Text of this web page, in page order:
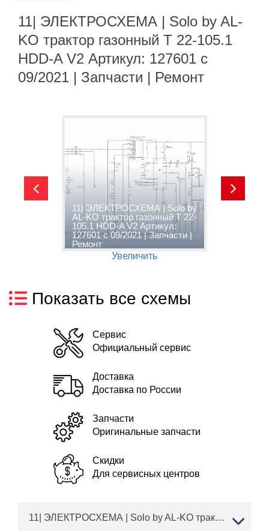
11| ЭЛЕКТРОСХЕМА | Solo by AL-
KO трактор газонный T 22-105.1
HDD-A V2 Артикул: 127601 с
09/2021 | Запчасти | Ремонт
11| ЭЛЕКТРОСХЕМА | Solo by
AL-KO трактор газонный T 22-
105.1 HDD-A V2 Артикул:
127601 с 09/2021 | Запчасти |
Ремонт
Увеличить
Показать все схемы
Сервис
Официальный сервис
Доставка
Доставка по России
Запчасти
Оригинальные запчасти
Скидки
Для сервисных центров
11| ЭЛЕКТРОСХЕМА | Solo by AL-KO трактор газонный T 22-105.1 HDD-A V2 Артикул: 127601 с 09/2021 | Запчасти | Ремонт